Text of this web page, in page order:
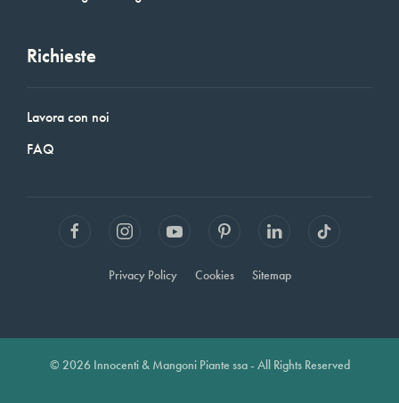
Richieste
Lavora con noi
FAQ
Privacy Policy Cookies Sitemap
© 2026 Innocenti & Mangoni Piante ssa - All Rights Reserved